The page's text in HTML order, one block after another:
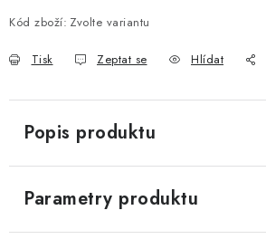
Kód zboží: Zvolte variantu
Tisk Zeptat se Hlídat
Popis produktu
Parametry produktu